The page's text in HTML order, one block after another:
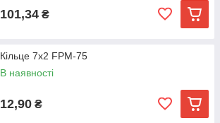
101,34 ₴
Кільце 7х2 FPM-75
В наявності
12,90 ₴